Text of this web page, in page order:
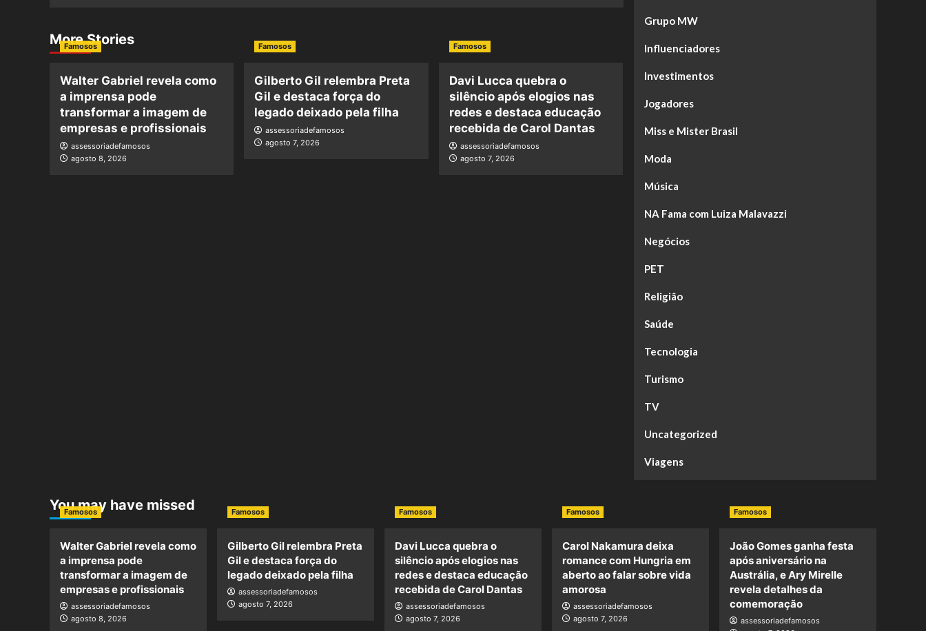
More Stories
Famosos
Walter Gabriel revela como
a imprensa pode
transformar a imagem de
empresas e profissionais
assessoriadefamosos
agosto 8, 2026
Famosos
Gilberto Gil relembra Preta
Gil e destaca força do
legado deixado pela filha
assessoriadefamosos
agosto 7, 2026
Famosos
Davi Lucca quebra o
silêncio após elogios nas
redes e destaca educação
recebida de Carol Dantas
assessoriadefamosos
agosto 7, 2026
Grupo MW
Influenciadores
Investimentos
Jogadores
Miss e Mister Brasil
Moda
Música
NA Fama com Luiza Malavazzi
Negócios
PET
Religião
Saúde
Tecnologia
Turismo
TV
Uncategorized
Viagens
You may have missed
Famosos
Walter Gabriel revela como
a imprensa pode
transformar a imagem de
empresas e profissionais
assessoriadefamosos
agosto 8, 2026
Famosos
Gilberto Gil relembra Preta
Gil e destaca força do
legado deixado pela filha
assessoriadefamosos
agosto 7, 2026
Famosos
Davi Lucca quebra o
silêncio após elogios nas
redes e destaca educação
recebida de Carol Dantas
assessoriadefamosos
agosto 7, 2026
Famosos
Carol Nakamura deixa
romance com Hungria em
aberto ao falar sobre vida
amorosa
assessoriadefamosos
agosto 7, 2026
Famosos
João Gomes ganha festa
após aniversário na
Austrália, e Ary Mirelle
revela detalhes da
comemoração
assessoriadefamosos